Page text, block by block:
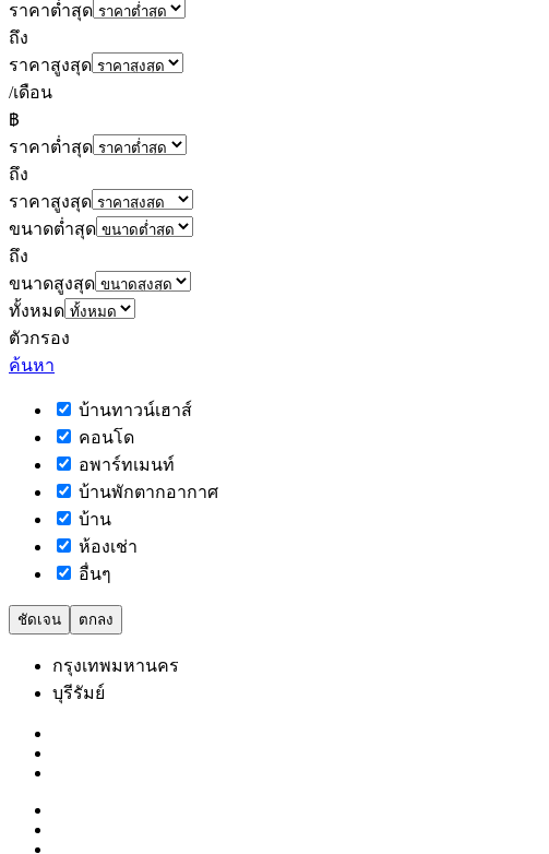
ราคาต่ำสุด
ถึง
ราคาสูงสุด
/เดือน
฿
ราคาต่ำสุด
ถึง
ราคาสูงสุด
ขนาดต่ำสุด
ถึง
ขนาดสูงสุด
ทั้งหมด
ตัวกรอง
ค้นหา
บ้านทาวน์เฮาส์
คอนโด
อพาร์ทเมนท์
บ้านพักตากอากาศ
บ้าน
ห้องเช่า
อื่นๆ
ชัดเจน ตกลง
กรุงเทพมหานคร
บุรีรัมย์